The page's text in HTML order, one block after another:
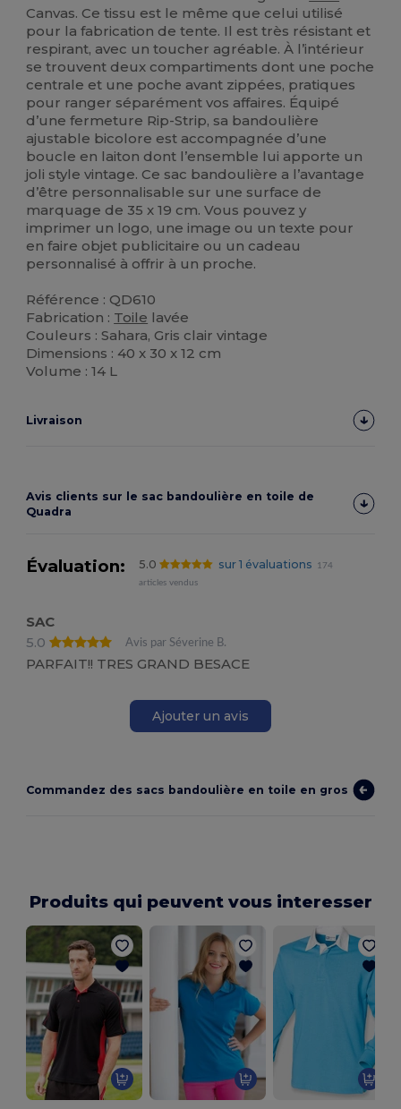
Canvas. Ce tissu est le même que celui utilisé
pour la fabrication de tente. Il est très résistant et
respirant, avec un toucher agréable. À l’intérieur
se trouvent deux compartiments dont une poche
centrale et une poche avant zippées, pratiques
pour ranger séparément vos affaires. Équipé
d’une fermeture Rip-Strip, sa bandoulière
ajustable bicolore est accompagnée d’une
boucle en laiton dont l’ensemble lui apporte un
joli style vintage. Ce sac bandoulière a l’avantage
d’être personnalisable sur une surface de
marquage de 35 x 19 cm. Vous pouvez y
imprimer un logo, une image ou un texte pour
en faire objet publicitaire ou un cadeau
personnalisé à offrir à un proche.
Référence : QD610
Fabrication : Toile lavée
Couleurs : Sahara, Gris clair vintage
Dimensions : 40 x 30 x 12 cm
Volume : 14 L
Livraison
Avis clients sur le sac bandoulière en toile de
Quadra
Évaluation: 5.0 sur 1 évaluations
174
articles vendus
SAC
5.0
Avis par Séverine B.
PARFAIT!! TRES GRAND BESACE
Ajouter un avis
Commandez des sacs bandoulière en toile en gros
Produits qui peuvent vous interesser